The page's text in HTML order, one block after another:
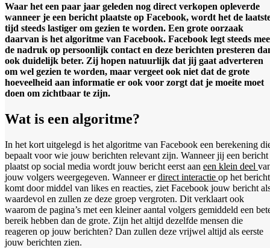
Waar het een paar jaar geleden nog direct verkopen opleverde
wanneer je een bericht plaatste op Facebook, wordt het de
tijd steeds lastiger om gezien te worden. Een grote oorzaak
daarvan is het algoritme van Facebook. Facebook legt steeds
de nadruk op persoonlijk contact en deze berichten presteren
ook duidelijk beter. Zij hopen natuurlijk dat jij gaat adverteren
om wel gezien te worden, maar vergeet ook niet dat de grote
hoeveelheid aan informatie er ook voor zorgt dat je moeite moet
doen om zichtbaar te zijn.
Wat is een algoritme?
In het kort uitgelegd is het algoritme van Facebook een berekening
bepaalt voor wie jouw berichten relevant zijn. Wanneer jij een bericht
plaatst op social media wordt jouw bericht eerst aan een klein deel
jouw volgers weergegeven. Wanneer erdirect interactie op het bericht
komt door middel van likes en reacties, ziet Facebook jouw bericht
waardevol en zullen ze deze groep vergroten. Dit verklaart ook
waarom de pagina’s met een kleiner aantal volgers gemiddeld een
bereik hebben dan de grote. Zijn het altijd dezelfde mensen die
reageren op jouw berichten? Dan zullen deze vrijwel altijd als eerste
jouw berichten zien.